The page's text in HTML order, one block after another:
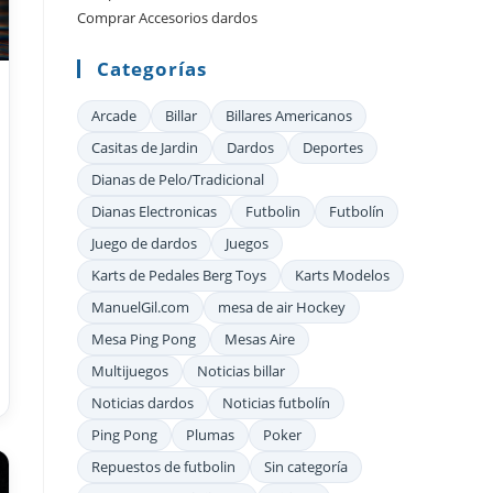
Comprar Accesorios dardos
Categorías
Arcade Billar
Billares Americanos
Casitas de Jardin
Dardos
Deportes
Dianas de Pelo/Tradicional
Dianas Electronicas
Futbolin
Futbolín
Juego de dardos
Juegos
Karts de Pedales Berg Toys
Karts Modelos
ManuelGil.com
mesa de air Hockey
Mesa Ping Pong
Mesas Aire
Multijuegos
Noticias billar
Noticias dardos
Noticias futbolín
Ping Pong
Plumas
Poker
Repuestos de futbolin
Sin categoría